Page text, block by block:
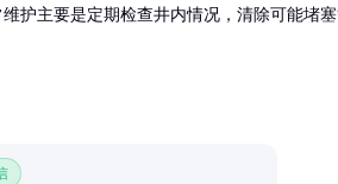
护主要是定期检查井内情况，清除可能堵塞